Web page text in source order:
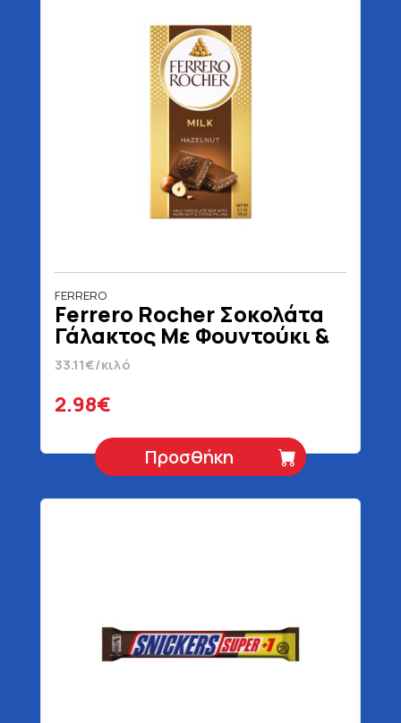
FERRERO
Ferrero Rocher Σοκολάτα
Γάλακτος Με Φουντούκι &
Κακάο 90 gr
33.11€/κιλό
2.98€
Προσθήκη